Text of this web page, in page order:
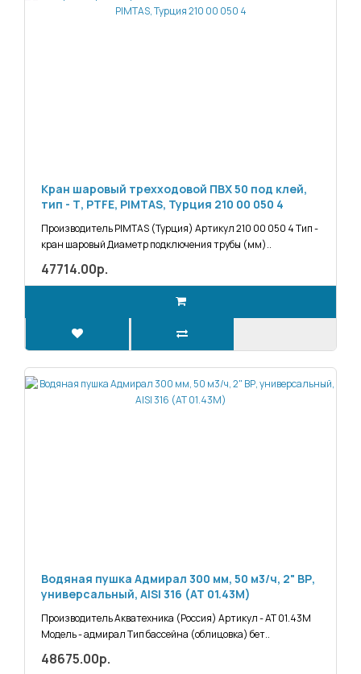
Кран шаровый трехходовой ПВХ 50 под клей,
тип - Т, PTFE, PIMTAS, Турция 210 00 050 4
Производитель PIMTAS (Турция) Артикул 210 00 050 4 Тип -
кран шаровый Диаметр подключения трубы (мм)..
47714.00р.
Водяная пушка Адмирал 300 мм, 50 м3/ч, 2" ВР,
универсальный, AISI 316 (АТ 01.43М)
Производитель Акватехника (Россия) Артикул - АТ 01.43М
Модель - адмирал Тип бассейна (облицовка) бет..
48675.00р.